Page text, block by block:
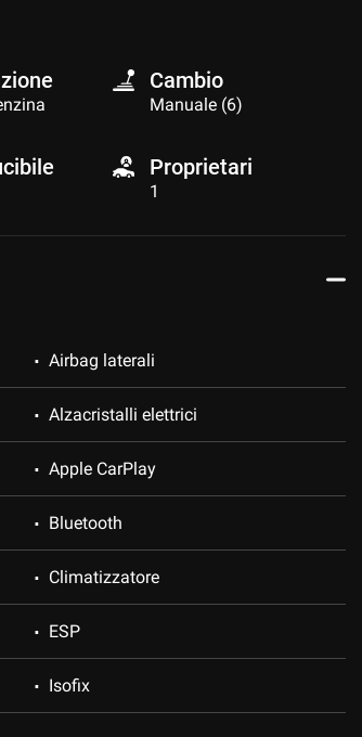
Cambio
Manuale (6)
Proprietari
1
Airbag laterali
Alzacristalli elettrici
Apple CarPlay
Bluetooth
Climatizzatore
ESP
Isofix